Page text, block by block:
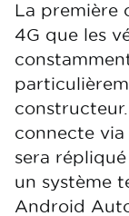
La première
4G que les
connecte
sera
un système
Android